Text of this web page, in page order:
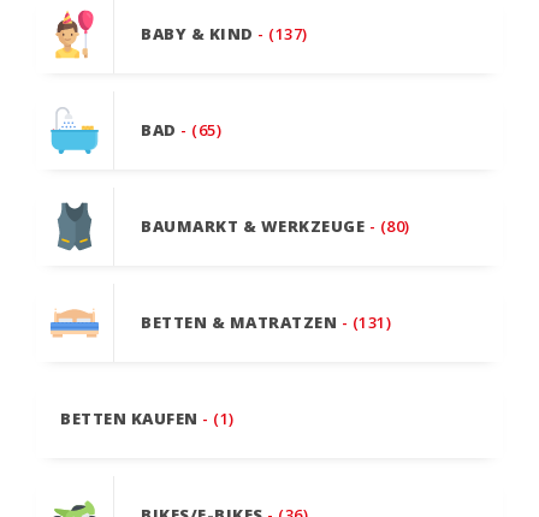
BABY & KIND - (137)
BAD - (65)
BAUMARKT & WERKZEUGE - (80)
BETTEN & MATRATZEN - (131)
BETTEN KAUFEN - (1)